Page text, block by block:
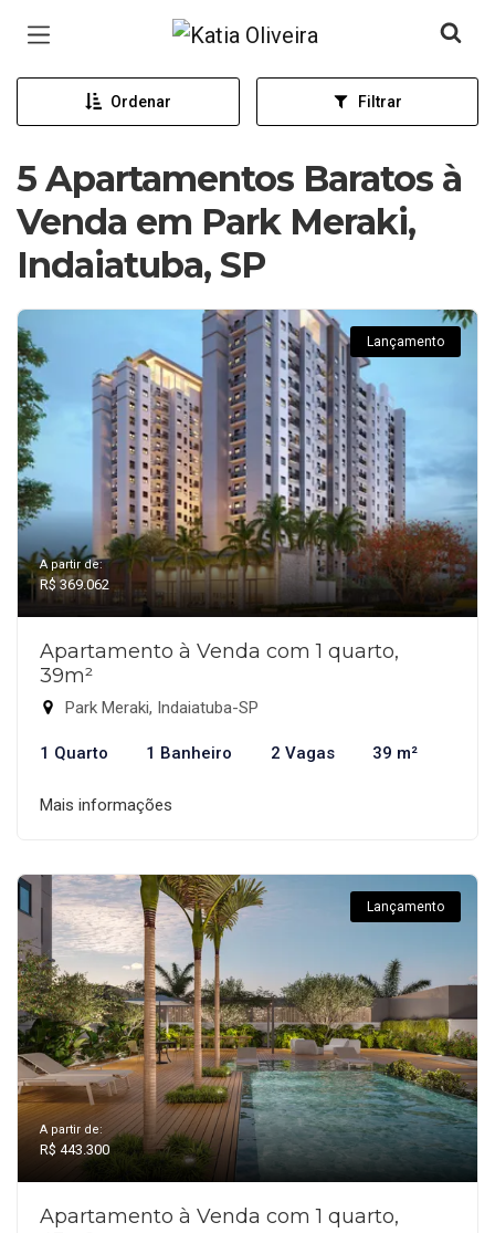
Página inicial
Ordenar Filtrar
5 Apartamentos Baratos à
Venda em Park Meraki,
Indaiatuba, SP
Lançamento
A partir de:
R$ 369.062
Apartamento à Venda com 1 quarto,
39m²
Park Meraki, Indaiatuba-SP
1 Quarto 1 Banheiro 2 Vagas 39 m²
Mais informações
Lançamento
A partir de:
R$ 443.300
Apartamento à Venda com 1 quarto,